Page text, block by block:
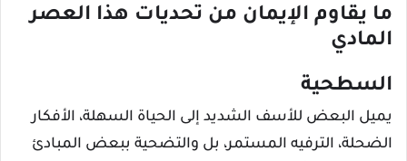
ما يقاوم الإيمان من تحديات هذا العصر
المادي
السطحية
يميل البعض للأسف الشديد إلى الحياة السهلة، الأفكار
الضحلة، الترفيه المستمر، بل والتضحية ببعض المبادئ